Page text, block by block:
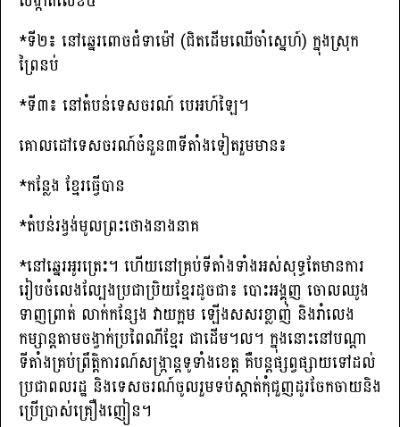
*ទី២៖ នៅឆ្នេរពោចជំទាម៉ៅ (ជិតដើមឈើចាំស្នេហ៍) ក្នុងស្រុក
ព្រៃនប់
*ទី៣៖ នៅតំបន់ទេសចរណ៍ បេអហ៍ឡៃ។
គោលដៅទេសចរណ៍ចំនួន៣ទីតាំងទៀតរួមមាន៖
*កន្លែង ខ្មែរធ្វើបាន
*តំបន់រង្វង់មូលព្រះថោងនាងនាគ
*នៅឆ្នេរអូរត្រេះ។ ហើយនៅគ្រប់ទីតាំងទាំងអស់សុទ្ធតែមានការ
រៀបចំលេងល្បែងប្រជាប្រិយខ្មែរដូចជា៖ បោះអង្គុញ ចោលឈូង
ទាញព្រាត់ លាក់កន្សែង វាយក្អម ឡើងសសរខ្លាញ់ និងរាំលេង
កម្សាន្តតាមចង្វាក់ប្រពៃណីខ្មែរ ជាដើម។ល។ ក្នុងនោះនៅបណ្ដា
ទីតាំងគ្រប់ព្រឹត្តិការណ៍សង្ក្រាន្តទូទាំងខេត្ត គឺបន្តផ្សព្វផ្សាយទៅដល់
ប្រជាពលរដ្ឋ និងទេសចរណ៍ចូលរួមទប់ស្កាត់កុំជួញដូរចែកចាយនិង
ប្រើប្រាស់គ្រឿងញៀន។